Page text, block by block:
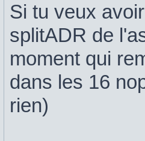
Si tu veux
splitADR de
moment qui
dans les 16
rien)